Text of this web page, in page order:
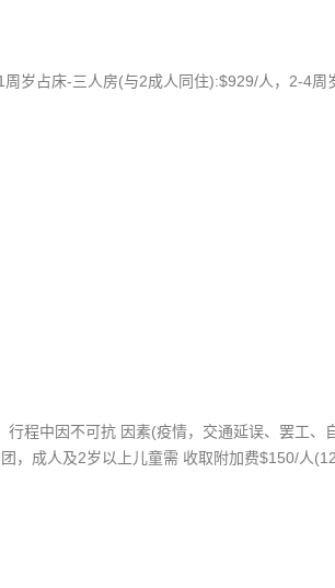
岁占床-三人房(与2成人同住):$929/人，2-4
程中因不可抗 因素(疫情，交通延误、罢工、
，成人及2岁以上儿童需 收取附加费$150/人